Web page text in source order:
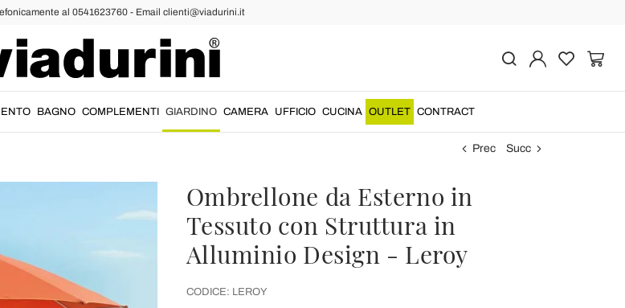
al 0541623760 - Email clienti@viadurini.it
BAGNO COMPLEMENTI GIARDINO CAMERA UFFICIO CUCINA OUTLET CONTRACT
Prec Succ
Ombrellone da Esterno in
Tessuto con Struttura in
Alluminio Design - Leroy
CODICE: LEROY